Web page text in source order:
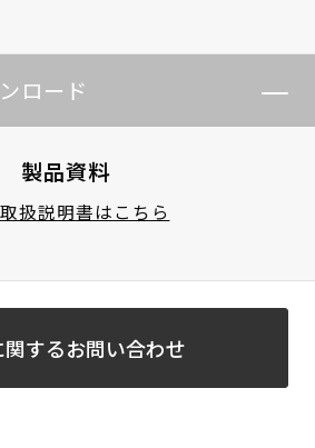
ロード
製品資料
扱説明書はこちら
するお問い合わせ